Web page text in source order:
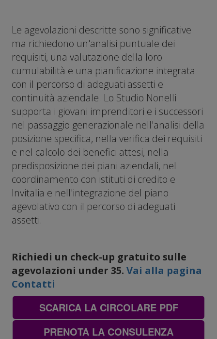
Le agevolazioni descritte sono significative
ma richiedono un'analisi puntuale dei
requisiti, una valutazione della loro
cumulabilità e una pianificazione integrata
con il percorso di adeguati assetti e
continuità aziendale. Lo Studio Nonelli
supporta i giovani imprenditori e i successori
nel passaggio generazionale nell'analisi della
posizione specifica, nella verifica dei requisiti
e nel calcolo dei benefici attesi, nella
predisposizione dei piani aziendali, nel
coordinamento con istituti di credito e
Invitalia e nell'integrazione del piano
agevolativo con il percorso di adeguati
assetti.
Richiedi un check-up gratuito sulle
agevolazioni under 35.Vai alla pagina
Contatti
SCARICA LA CIRCOLARE PDF
PRENOTA LA CONSULENZA